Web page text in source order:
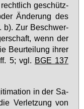
ge­schütz­
Än­de­rung des
b). Zur Be­schwer­
wenn der
Be­ur­tei­lung ih­rer
5; vgl. BGE 137
in der Sa­
Ver­let­zung von